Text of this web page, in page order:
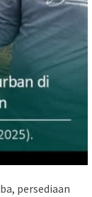
persediaan